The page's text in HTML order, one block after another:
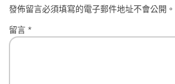
發佈留言必須填寫的電子郵件地址不會公開。
留言*